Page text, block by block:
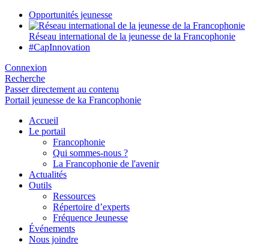
Opportunités jeunesse
Réseau international de la jeunesse de la Francophonie
#CapInnovation
Connexion
Recherche
Passer directement au contenu
Portail jeunesse de ka Francophonie
Accueil
Le portail
Francophonie
Qui sommes-nous ?
La Francophonie de l'avenir
Actualités
Outils
Ressources
Répertoire d’experts
Fréquence Jeunesse
Événements
Nous joindre